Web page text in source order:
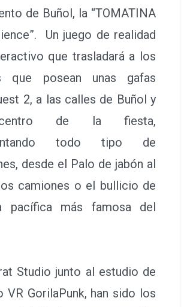
de Buñol, la “TOMATINA
Un juego de realidad
que trasladará a los
que posean unas gafas
2, a las calles de Buñol y
de la fiesta,
todo tipo de
desde el Palo de jabón al
camiones o el bullicio de
pacífica más famosa del
Studio junto al estudio de
VR GorilaPunk, han sido los